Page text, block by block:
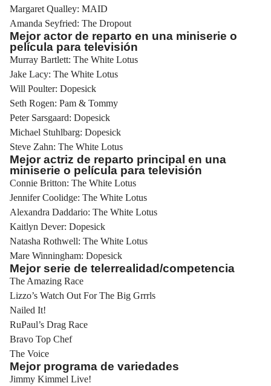
Margaret Qualley: MAID
Amanda Seyfried: The Dropout
Mejor actor de reparto en una miniserie o
película para televisión
Murray Bartlett: The White Lotus
Jake Lacy: The White Lotus
Will Poulter: Dopesick
Seth Rogen: Pam & Tommy
Peter Sarsgaard: Dopesick
Michael Stuhlbarg: Dopesick
Steve Zahn: The White Lotus
Mejor actriz de reparto principal en una
miniserie o película para televisión
Connie Britton: The White Lotus
Jennifer Coolidge: The White Lotus
Alexandra Daddario: The White Lotus
Kaitlyn Dever: Dopesick
Natasha Rothwell: The White Lotus
Mare Winningham: Dopesick
Mejor serie de telerrealidad/competencia
The Amazing Race
Lizzo’s Watch Out For The Big Grrrls
Nailed It!
RuPaul’s Drag Race
Bravo Top Chef
The Voice
Mejor programa de variedades
Jimmy Kimmel Live!